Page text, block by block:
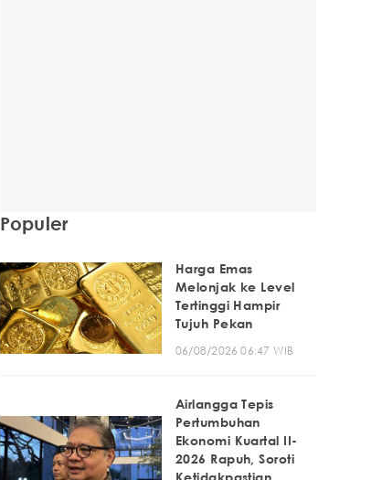
Populer
Harga Emas
Melonjak ke Level
Tertinggi Hampir
Tujuh Pekan
06/08/2026 06:47 WIB
Airlangga Tepis
Pertumbuhan
Ekonomi Kuartal II-
2026 Rapuh, Soroti
Ketidakpastian